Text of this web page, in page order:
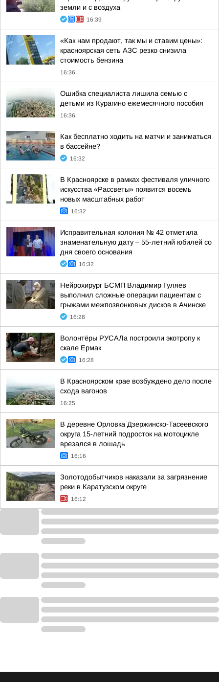
земли и с воздуха
16:39
«Как нам продают, так мы и ставим цены»:
красноярская сеть АЗС резко снизила
стоимость бензина
16:36
Ошибка специалиста лишила семью с
детьми из Курагино ежемесячного пособия
16:36
Как бесплатно ходить на матчи и заниматься
в бассейне?
16:32
В Красноярске в рамках фестиваля уличного
искусства «Рассветы» появится восемь
новых масштабных работ
16:32
Исправительная колония № 42 отметила
знаменательную дату – 55-летний юбилей со
дня своего основания
16:32
Нейрохирург БСМП Владимир Гуляев
выполнил сложные операции пациентам с
грыжами межпозвонковых дисков в Ачинске
16:28
Волонтёры РУСАЛа построили экотропу к
скале Ермак
16:28
В Красноярском крае возбуждено дело после
схода вагонов
16:25
В деревне Орловка Дзержинско-Тасеевского
округа 15-летний подросток на мотоцикле
врезался в лошадь
16:16
Золотодобытчиков наказали за загрязнение
реки в Каратузском округе
16:12